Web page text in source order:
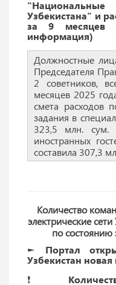
Узбекистана" и
за 9 месяцев
информация)
Должностные
Председателя
2 советников,
месяцев 2025
смета расходов
задания в
323,5 млн. сум.
иностранных
составила 307,3
Количество
электрические
по состоянию
► Портал
Узбекистан новая
❗️